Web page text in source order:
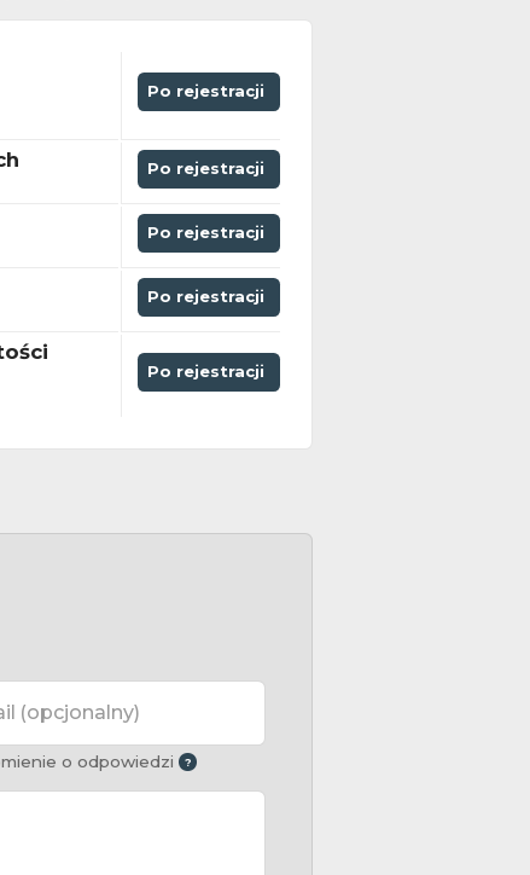
Po rejestracji
Po rejestracji
Po rejestracji
Po rejestracji
Po rejestracji
(opcjonalny)
o odpowiedzi